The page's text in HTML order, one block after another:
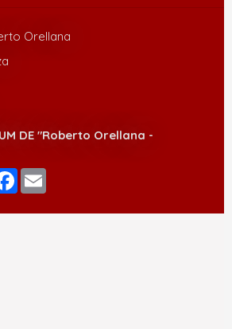
Orellana
DE "Roberto Orellana -
Facebook